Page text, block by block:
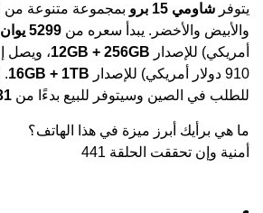
يتوفر شاومي 15 برو
بمجموعة متنوعة من
والأبيض والأخضر. يبدأ سعره من 5299 يوان
أمريكي) للإصدار 12GB + 256GB، ويصل
910 دولار أمريكي) للإصدار
16GB + 1TB
.
للطلب في الصين وسيتوفر للبيع بدءًا من 31
ما هي برأيك أبرز ميزة في هذا الهاتف؟
أمنية وإن تحققت الحلقة 441